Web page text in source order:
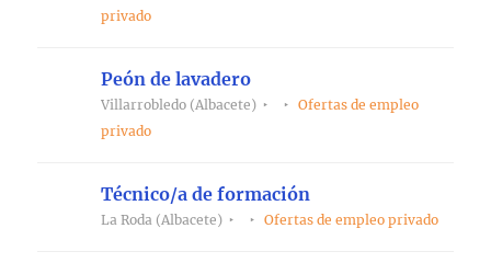
privado
Peón de lavadero
Villarrobledo (Albacete)
Ofertas de empleo
privado
Técnico/a de formación
La Roda (Albacete) Ofertas de empleo privado